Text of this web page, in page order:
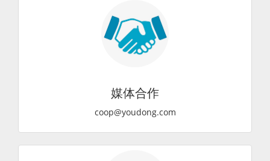
媒体合作
coop@youdong.com